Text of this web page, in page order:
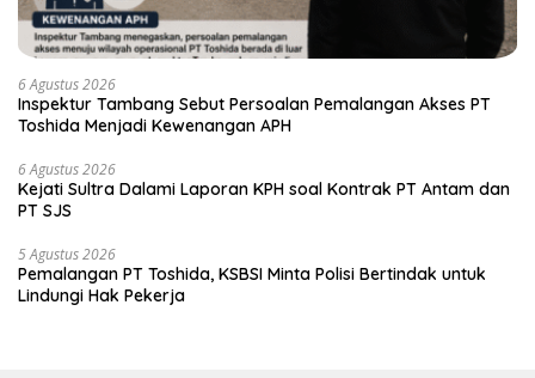
6 Agustus 2026
Inspektur Tambang Sebut Persoalan Pemalangan Akses PT
Toshida Menjadi Kewenangan APH
6 Agustus 2026
Kejati Sultra Dalami Laporan KPH soal Kontrak PT Antam dan
PT SJS
5 Agustus 2026
Pemalangan PT Toshida, KSBSI Minta Polisi Bertindak untuk
Lindungi Hak Pekerja